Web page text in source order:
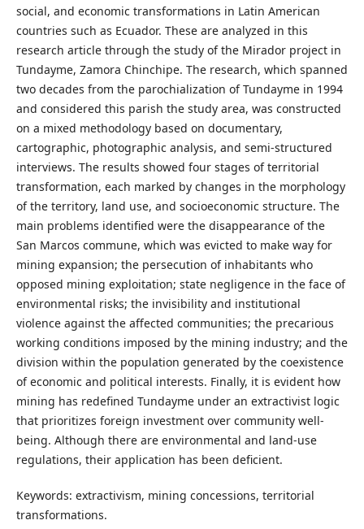
social, and economic transformations in Latin American
countries such as Ecuador. These are analyzed in this
research article through the study of the Mirador project in
Tundayme, Zamora Chinchipe. The research, which spanned
two decades from the parochialization of Tundayme in 1994
and considered this parish the study area, was constructed
on a mixed methodology based on documentary,
cartographic, photographic analysis, and semi-structured
interviews. The results showed four stages of territorial
transformation, each marked by changes in the morphology
of the territory, land use, and socioeconomic structure. The
main problems identified were the disappearance of the
San Marcos commune, which was evicted to make way for
mining expansion; the persecution of inhabitants who
opposed mining exploitation; state negligence in the face of
environmental risks; the invisibility and institutional
violence against the affected communities; the precarious
working conditions imposed by the mining industry; and the
division within the population generated by the coexistence
of economic and political interests. Finally, it is evident how
mining has redefined Tundayme under an extractivist logic
that prioritizes foreign investment over community well-
being. Although there are environmental and land-use
regulations, their application has been deficient.
Keywords: extractivism, mining concessions, territorial
transformations.